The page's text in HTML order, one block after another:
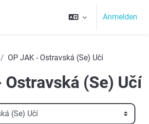
Anmelden
OP JAK - Ostravská (Se) Učí
Ostravská (Se) Učí